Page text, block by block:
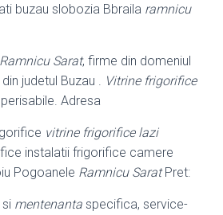
buzau slobozia Bbraila ramnicu
Ramnicu Sarat, firme din domeniul
judetul Buzau . Vitrine frigorifice
Adresa
vitrine frigorifice lazi
instalatii frigorifice camere
Pogoanele Ramnicu SaratPret:
mentenanta specifica, service-